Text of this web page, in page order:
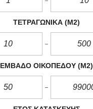
ΤΕΤΡΑΓΩΝΙΚΆ (M2)
ΕΜΒΑΔΌ ΟΙΚΟΠΈΔΟΥ (M2)